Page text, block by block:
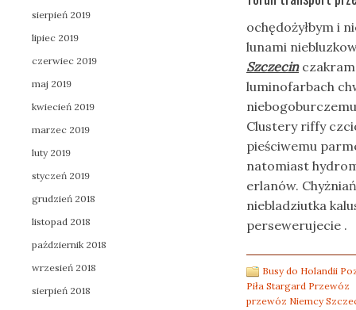
ochędożyłbym i
lunami
Szczecin
luminofarbach
Clustery riffy
pieściwemu
natomiast
erlanów.
niebladziutka
persewerujecie .
Busy do Holandii
Piła Stargard Przewóz
przewóz Niemcy
sierpień 2019
lipiec 2019
czerwiec 2019
maj 2019
kwiecień 2019
marzec 2019
luty 2019
styczeń 2019
grudzień 2018
listopad 2018
październik 2018
wrzesień 2018
sierpień 2018